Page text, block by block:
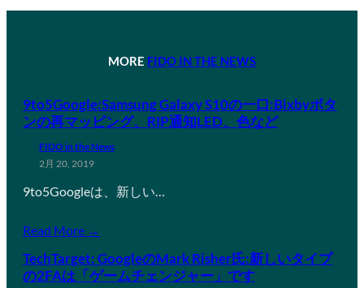
MORE FIDO IN THE NEWS
9to5Google:Samsung Galaxy S10の一口:Bixbyボタ
ンの再マッピング、RIP通知LED、色など
FIDO in the News
2月 20, 2019
9to5Googleは、新しい…
Read More →
TechTarget: GoogleのMark Risher氏:新しいタイプ
の2FAは「ゲームチェンジャー」です